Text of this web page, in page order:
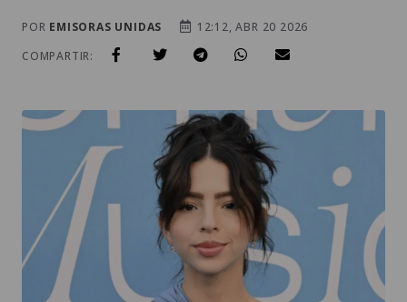
POR EMISORAS UNIDAS
12:12, ABR 20 2026
COMPARTIR: